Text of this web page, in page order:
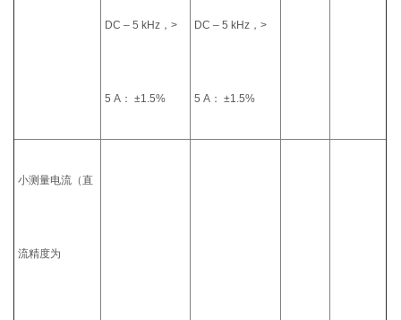
DC – 5 kHz，>
5 A： ±1.5%
DC – 5 kHz，>
5 A： ±1.5%
小测量电流（直
流精度为